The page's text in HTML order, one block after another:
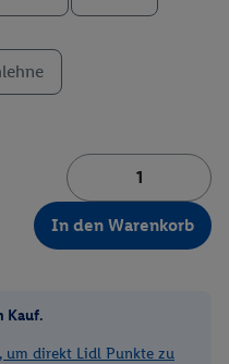
In den Warenkorb
Kauf.
um direkt Lidl Punkte zu